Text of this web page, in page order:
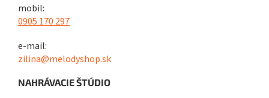
mobil:
0905 170 297
e-mail:
zilina@melodyshop.sk
NAHRÁVACIE ŠTÚDIO